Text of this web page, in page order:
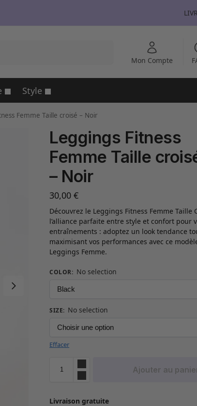
Mon Compte
Style
Femme Taille croisé – Noir
Leggings Fitness
Femme Taille
– Noir
30,00€
Découvrez le Leggings Fitness Femme Taille
l’alliance parfaite entre style et confort pour
entraînements : adoptez un look tendance
maximisant vos performances avec ce
Leggings Femme.
COLOR: No selection
SIZE: No selection
Effacer
Ajouter au
Livraison gratuite